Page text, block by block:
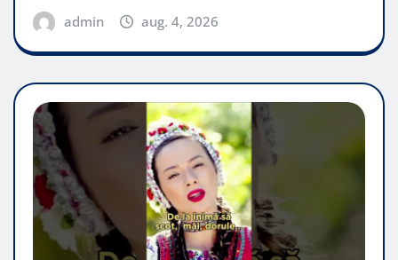
admin aug. 4, 2026